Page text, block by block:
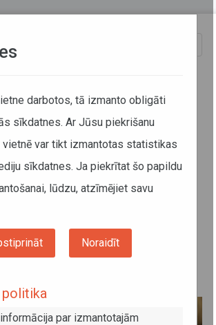
Mārupes, Bauskas novados, diskusijas par
prasībām BEMU vilcienos
transporta padomes
maršrutu tīklā
Kuldīgas,
novados,
vilcienu pieturām,
prasībām BEMU
darbotos, tā izmanto obligāti
sīkdatnes. Ar Jūsu piekrišanu
vietnē var tikt izmantotas statistikas
sīkdatnes. Ja piekrītat šo papildu
lūdzu, atzīmējiet savu
Noraidīt
politika
par izmantotajām